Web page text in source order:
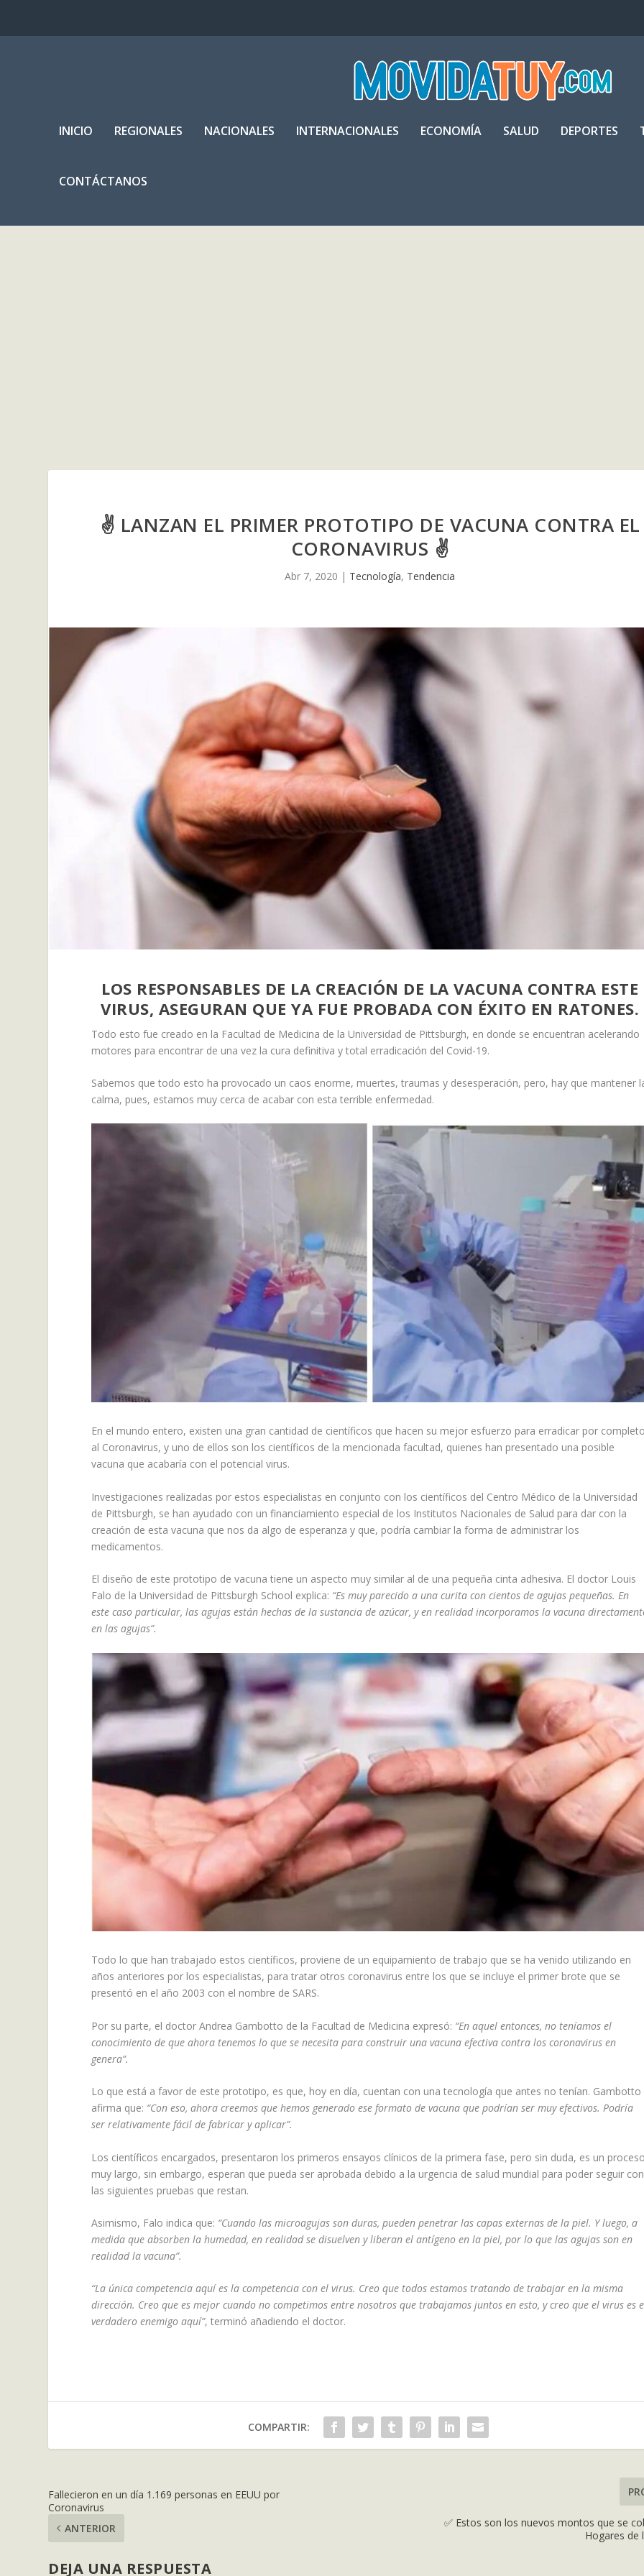
INICIO REGIONALES NACIONALES INTERNACIONALES ECONOMÍA SALUD DEPORTES
CONTÁCTANOS
✌ LANZAN EL PRIMER PROTOTIPO DE VACUNA CONTRA EL
CORONAVIRUS ✌
Abr 7, 2020 | Tecnología, Tendencia
LOS RESPONSABLES DE LA CREACIÓN DE LA VACUNA CONTRA ESTE
VIRUS, ASEGURAN QUE YA FUE PROBADA CON ÉXITO EN RATONES.
Todo esto fue creado en la Facultad de Medicina de la Universidad de Pittsburgh, en donde se encuentran acelerando
motores para encontrar de una vez la cura definitiva y total erradicación del Covid-19.
Sabemos que todo esto ha provocado un caos enorme, muertes, traumas y desesperación, pero, hay que mantener
calma, pues, estamos muy cerca de acabar con esta terrible enfermedad.
En el mundo entero, existen una gran cantidad de científicos que hacen su mejor esfuerzo para erradicar por
al Coronavirus, y uno de ellos son los científicos de la mencionada facultad, quienes han presentado una posible
vacuna que acabaría con el potencial virus.
Investigaciones realizadas por estos especialistas en conjunto con los científicos del Centro Médico de la Universidad
de Pittsburgh, se han ayudado con un financiamiento especial de los Institutos Nacionales de Salud para dar con la
creación de esta vacuna que nos da algo de esperanza y que, podría cambiar la forma de administrar los
medicamentos.
El diseño de este prototipo de vacuna tiene un aspecto muy similar al de una pequeña cinta adhesiva. El doctor Louis
Falo de la Universidad de Pittsburgh School explica: “Es muy parecido a una curita con cientos de agujas pequeñas. En
este caso particular, las agujas están hechas de la sustancia de azúcar, y en realidad incorporamos la vacuna
en las agujas”.
Todo lo que han trabajado estos científicos, proviene de un equipamiento de trabajo que se ha venido utilizando en
años anteriores por los especialistas, para tratar otros coronavirus entre los que se incluye el primer brote que se
presentó en el año 2003 con el nombre de SARS.
Por su parte, el doctor Andrea Gambotto de la Facultad de Medicina expresó: “En aquel entonces, no teníamos el
conocimiento de que ahora tenemos lo que se necesita para construir una vacuna efectiva contra los coronavirus en
genera”.
Lo que está a favor de este prototipo, es que, hoy en día, cuentan con una tecnología que antes no tenían. Gambotto
afirma que: “Con eso, ahora creemos que hemos generado ese formato de vacuna que podrían ser muy efectivos. Podría
ser relativamente fácil de fabricar y aplicar”.
Los científicos encargados, presentaron los primeros ensayos clínicos de la primera fase, pero sin duda, es un
muy largo, sin embargo, esperan que pueda ser aprobada debido a la urgencia de salud mundial para poder seguir con
las siguientes pruebas que restan.
Asimismo, Falo indica que: “Cuando las microagujas son duras, pueden penetrar las capas externas de la piel. Y luego, a
medida que absorben la humedad, en realidad se disuelven y liberan el antígeno en la piel, por lo que las agujas son en
realidad la vacuna”.
“La única competencia aquí es la competencia con el virus. Creo que todos estamos tratando de trabajar en la misma
dirección. Creo que es mejor cuando no competimos entre nosotros que trabajamos juntos en esto, y creo que el virus es
verdadero enemigo aquí”, terminó añadiendo el doctor.
COMPARTIR:
Fallecieron en un día 1.169 personas en EEUU por
Coronavirus
ANTERIOR
✅ Estos son los nuevos montos que se
Hogares de
DEJA UNA RESPUESTA